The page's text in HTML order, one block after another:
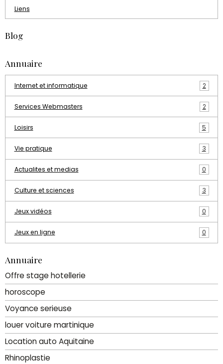
Liens
Blog
Annuaire
Internet et informatique 2
Services Webmasters 2
Loisirs 5
Vie pratique 3
Actualites et medias 0
Culture et sciences 3
Jeux vidéos 0
Jeux en ligne 0
Annuaire
Offre stage hotellerie
horoscope
Voyance serieuse
louer voiture martinique
Location auto Aquitaine
Rhinoplastie